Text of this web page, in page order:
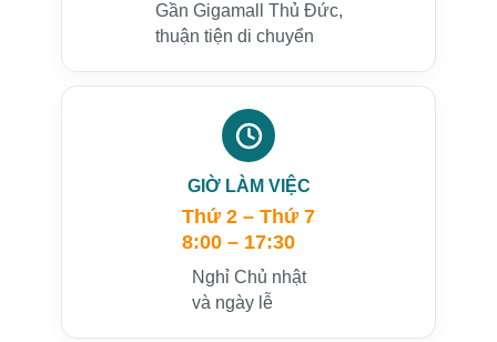
Gần Gigamall Thủ Đức,
thuận tiện di chuyển
GIỜ LÀM VIỆC
Thứ 2 – Thứ 7
8:00 – 17:30
Nghỉ Chủ nhật
và ngày lễ